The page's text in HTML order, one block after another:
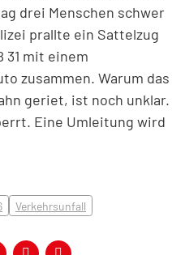
drei Menschen schwer
prallte ein Sattelzug
31 mit einem
zusammen. Warum das
geriet, ist noch unklar.
Eine Umleitung wird
Verkehrsunfall